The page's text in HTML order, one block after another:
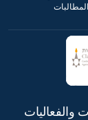
والفعاليات